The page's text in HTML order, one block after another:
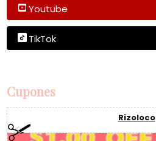
Youtube
TikTok
Cupones
Rizoloco